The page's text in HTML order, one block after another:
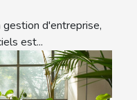
d'entreprise,
est...